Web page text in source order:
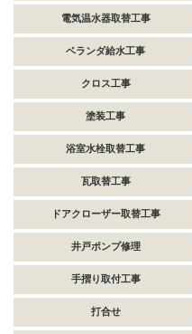
電気温水器取替工事
ベランダ給水工事
クロス工事
塗装工事
浴室水栓取替工事
瓦取替工事
ドアクローザー取替工事
井戸ポンプ修理
手摺り取付工事
打合せ